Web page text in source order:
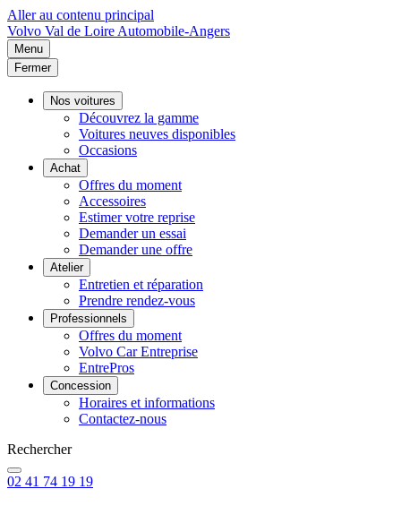
Aller au contenu principal
Volvo Val de Loire Automobile-Angers
Menu
Fermer
Nos voitures
Découvrez la gamme
Voitures neuves disponibles
Occasions
Achat
Offres du moment
Accessoires
Estimer votre reprise
Demander un essai
Demander une offre
Atelier
Entretien et réparation
Prendre rendez-vous
Professionnels
Offres du moment
Volvo Car Entreprise
EntrePros
Concession
Horaires et informations
Contactez-nous
Rechercher
02 41 74 19 19